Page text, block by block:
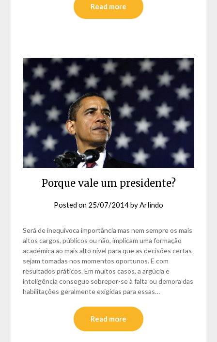
Read more
Porque vale um presidente?
Posted on 25/07/2014by Arlindo
Será de inequívoca importância mas nem sempre os mais
altos cargos, públicos ou não, implicam uma formação
académica ao mais alto nível para que as decisões certas
sejam tomadas nos momentos oportunos. E com
resultados práticos. Em muitos casos, a argúcia e
inteligência consegue sobrepor-se à falta ou demora das
habilitações geralmente exigidas para essas…
Read more